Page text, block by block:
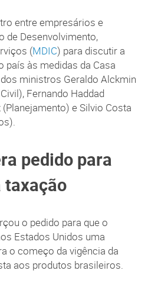
entre empresários e
de Desenvolvimento,
(MDIC) para discutir a
país às medidas da Casa
ministros Geraldo Alckmin
Fernando Haddad
e Silvio Costa
pedido para
taxação
o pedido para que o
Estados Unidos uma
o começo da vigência da
aos produtos brasileiros.